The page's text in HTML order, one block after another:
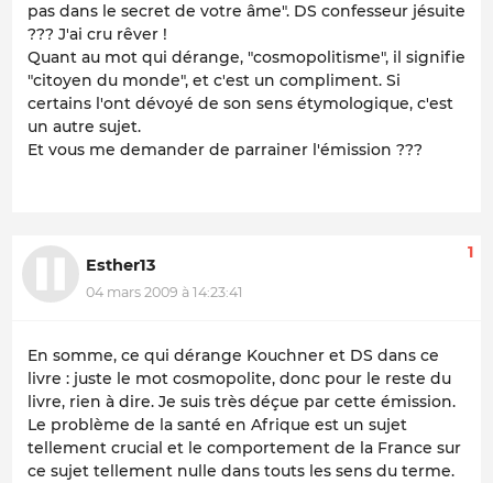
pas dans le secret de votre âme". DS confesseur jésuite
??? J'ai cru rêver !
Quant au mot qui dérange, "cosmopolitisme", il signifie
"citoyen du monde", et c'est un compliment. Si
certains l'ont dévoyé de son sens étymologique, c'est
un autre sujet.
Et vous me demander de parrainer l'émission ???
Esther13
04 mars 2009 à 14:23:41
1
En somme, ce qui dérange Kouchner et DS dans ce
livre : juste le mot cosmopolite, donc pour le reste du
livre, rien à dire. Je suis très déçue par cette émission.
Le problème de la santé en Afrique est un sujet
tellement crucial et le comportement de la France sur
ce sujet tellement nulle dans touts les sens du terme.